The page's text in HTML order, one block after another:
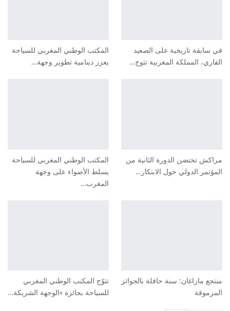
في سابقة تاريخية على الصعيد
القاري، المملكة المغربية تتوج…
المكتب الوطني المغربي للسياحة
يعزز دينامية تطوير وجهة…
مراكش تحتضن الدورة الثانية من
المؤتمر الدولي حول الابتكار…
المكتب الوطني المغربي للسياحة
يسلط الأضواء على وجهة
المغرب…
منتجع مازاغان: سنة حافلة بالجوائز
المرموقة
تتوّج المكتب الوطني المغربي
للسياحة بجائزة »الوجهة الشريكة…